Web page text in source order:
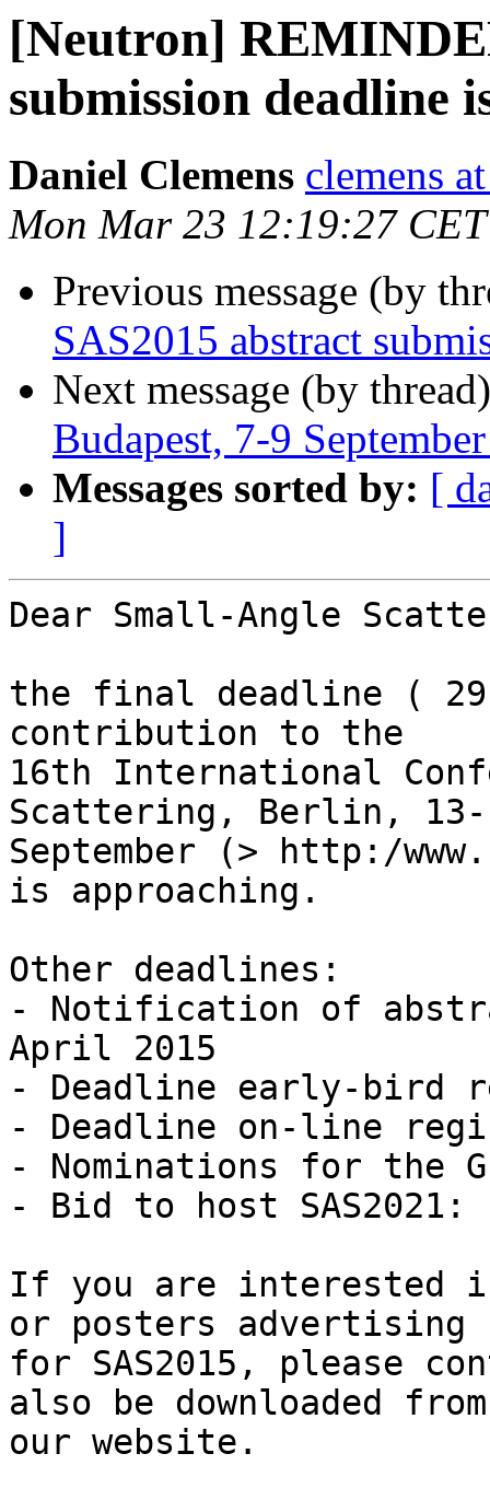
[Neutron]
submission deadline
Daniel Clemens clemens
Mon Mar 23 12:19:27
Previous message (by
SAS2015 abstract
Next message (by
Budapest, 7-9
Messages sorted by: [
]
Dear Small-Angle
the final deadline ( 29
contribution to the
16th International
Scattering, Berlin, 13-
September (> http:/
is approaching.
Other deadlines:
- Notification of
April 2015
- Deadline early-bird
- Deadline on-line
- Nominations for the
- Bid to host SAS2021:
If you are interested in
or posters advertising
for SAS2015, please
also be downloaded from
our website.